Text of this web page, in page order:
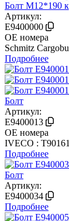
Болт М12*190
Артикул:
E9400000
OE номера
Schmitz
Подробнее
Болт
Артикул:
E9400013
OE номера
IVECO :
Подробнее
Болт
Артикул:
E9400034
Подробнее